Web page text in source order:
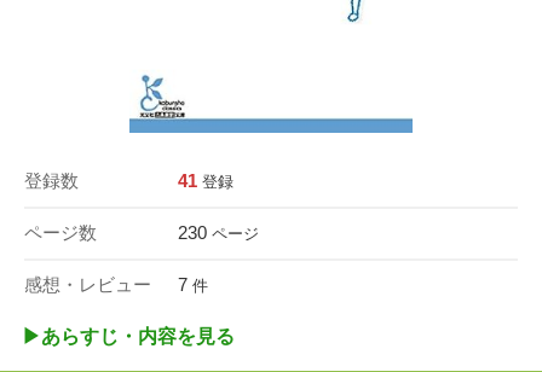
登録数 41 登録
ページ数 230 ページ
感想・レビュー 7 件
▶︎あらすじ・内容を見る